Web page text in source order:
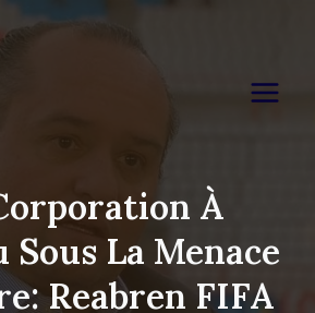
À
Sous La Menace
Reabren FIFA